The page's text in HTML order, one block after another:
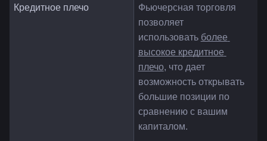
Кредитное плечо
Фьючерсная торговля
позволяет
использовать более
высокое кредитное
плечо, что дает
возможность открывать
большие позиции по
сравнению с вашим
капиталом.